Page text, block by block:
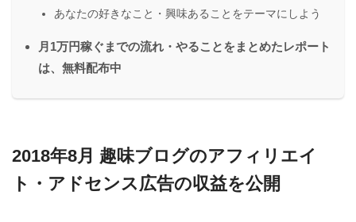
あなたの好きなこと・興味あることをテーマにしよう
月1万円稼ぐまでの流れ・やることをまとめたレポート
は、無料配布中
2018年8月 趣味ブログのアフィリエイ
ト・アドセンス広告の収益を公開